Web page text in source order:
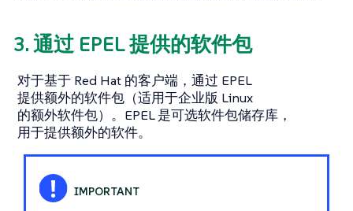
3. 通过 EPEL 提供的软件包
对于基于 Red Hat 的客户端，通过 EPEL
提供额外的软件包（适用于企业版 Linux
的额外软件包）。EPEL 是可选软件包储存库，
用于提供额外的软件。